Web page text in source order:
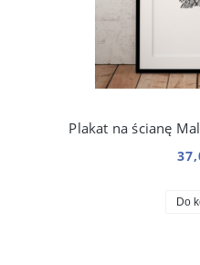
Plakat na ścianę
Do